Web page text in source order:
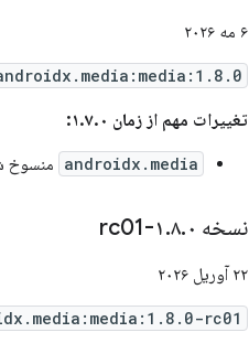
۶ مه ۲۰۲۶
تغییرات مهم از زمان ۱.۷.۰:
androidx.media منسوخ
نسخه ۱ .۸.۰-rc01
۲۲ آوریل ۲۰۲۶
rc01